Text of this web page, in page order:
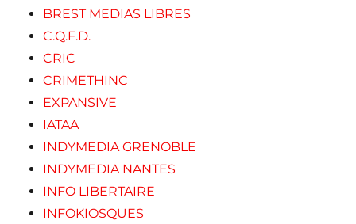
BREST MEDIAS LIBRES
C.Q.F.D.
CRIC
CRIMETHINC
EXPANSIVE
IATAA
INDYMEDIA GRENOBLE
INDYMEDIA NANTES
INFO LIBERTAIRE
INFOKIOSQUES